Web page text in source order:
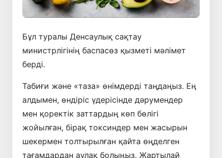
Бұл туралы Денсаулық сақтау
министрлігінің баспасөз қызметі мәлімет
берді.
Табиғи және «таза» өнімдерді таңдаңыз. Ең
алдымен, өндіріс үдерісінде дәрумендер
мен қоректік заттардың көп бөлігі
жойылған, бірақ токсиндер мен жасырын
шекермен толтырылған қайта өңделген
тағамдардан аулақ болыңыз. Жартылай